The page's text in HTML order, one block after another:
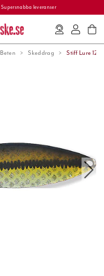
Supersnabba leveranser
Beten Skeddrag Stiff Lure